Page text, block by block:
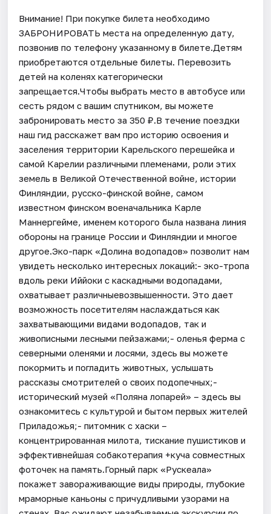
Внимание! При покупке билета необходимо
ЗАБРОНИРОВАТЬ места на определенную дату,
позвонив по телефону указанному в билете.Детям
приобретаются отдельные билеты. Перевозить
детей на коленях категорически
запрещается.Чтобы выбрать место в автобусе или
сесть рядом с вашим спутником, вы можете
забронировать место за 350 ₽.В течение поездки
наш гид расскажет вам про историю освоения и
заселения территории Карельского перешейка и
самой Карелии различными племенами, роли этих
земель в Великой Отечественной войне, истории
Финляндии, русско-финской войне, самом
известном финском военачальника Карле
Маннергейме, именем которого была названа линия
обороны на границе России и Финляндии и многое
другое.Эко-парк «Долина водопадов» позволит нам
увидеть несколько интересных локаций:- эко-тропа
вдоль реки Иййоки с каскадными водопадами,
охватывает различныевозвышенности. Это дает
возможность посетителям наслаждаться как
захватывающими видами водопадов, так и
живописными лесными пейзажами;- оленья ферма с
северными оленями и лосями, здесь вы можете
покормить и погладить животных, услышать
рассказы смотрителей о своих подопечных;-
исторический музей «Поляна лопарей» – здесь вы
ознакомитесь с культурой и бытом первых жителей
Приладожья;- питомник с хаски –
концентрированная милота, тискание пушистиков и
эффективнейшая собакотерапия +куча совместных
фоточек на память.Горный парк «Рускеала»
покажет завораживающие виды природы, глубокие
мраморные каньоны с причудливыми узорами на